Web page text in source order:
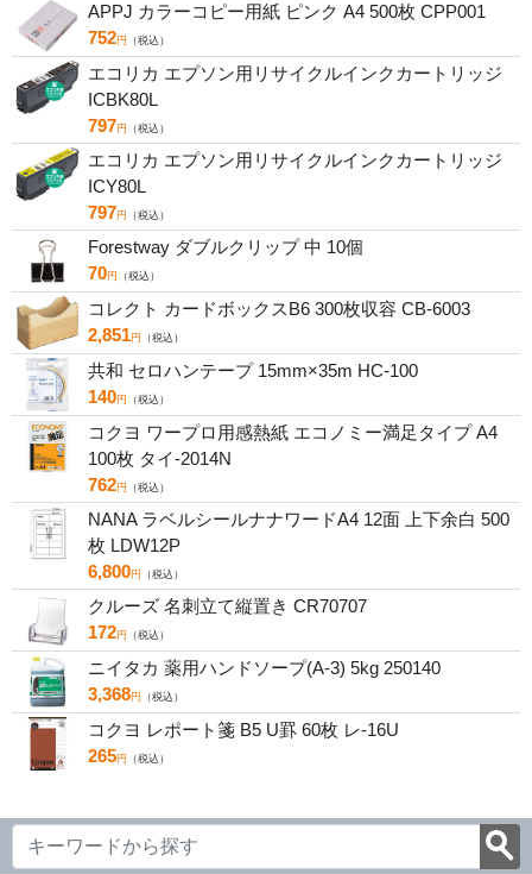
APPJ カラーコピー用紙 ピンク A4 500枚 CPP001
752円 （税込）
エコリカ エプソン用リサイクルインクカートリッジ
ICBK80L
797円 （税込）
エコリカ エプソン用リサイクルインクカートリッジ
ICY80L
797円 （税込）
Forestway ダブルクリップ 中 10個
70円 （税込）
コレクト カードボックスB6 300枚収容 CB-6003
2,851円 （税込）
共和 セロハンテープ 15mm×35m HC-100
140円 （税込）
コクヨ ワープロ用感熱紙 エコノミー満足タイプ A4
100枚 タイ-2014N
762円 （税込）
NANA ラベルシールナナワードA4 12面 上下余白 500
枚 LDW12P
6,800円 （税込）
クルーズ 名刺立て縦置き CR70707
172円 （税込）
ニイタカ 薬用ハンドソープ(A-3) 5kg 250140
3,368円 （税込）
コクヨ レポート箋 B5 U罫 60枚 レ-16U
265円 （税込）